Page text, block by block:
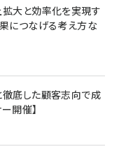
拡大と効率化を実現す
果につなげる考え方な
徹底した顧客志向で成
開催】